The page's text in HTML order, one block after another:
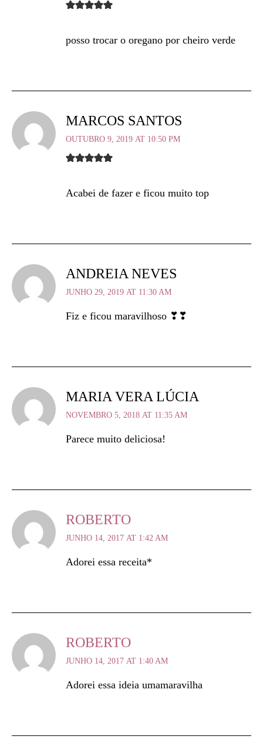
posso trocar o oregano por cheiro verde
MARCOS SANTOS
OUTUBRO 9, 2019 AT 10:50 PM
Acabei de fazer e ficou muito top
ANDREIA NEVES
JUNHO 29, 2019 AT 11:30 AM
Fiz e ficou maravilhoso ❣❣
MARIA VERA LÚCIA
NOVEMBRO 5, 2018 AT 11:35 AM
Parece muito deliciosa!
ROBERTO
JUNHO 14, 2017 AT 1:42 AM
Adorei essa receita*
ROBERTO
JUNHO 14, 2017 AT 1:40 AM
Adorei essa ideia umamaravilha